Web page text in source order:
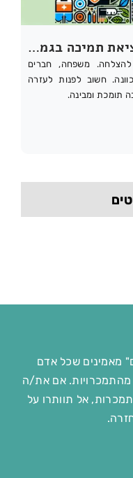
מי יכול לעזור? מדריך למציאת תמיכה בגמילה מסמים
משפחה, חברים
חשוב לפנות לעזרה
תומכת ומבינה.
מאמינים שכל אדם
מהתמכרויות. אם את/ה
אל תוותרו על